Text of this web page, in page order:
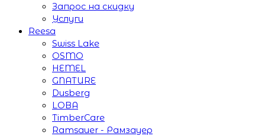
Запрос на скидку
Услуги
Reesa
Swiss Lake
OSMO
HEMEL
GNATURE
Dusberg
LOBA
TimberCare
Ramsauer - Рамзауер